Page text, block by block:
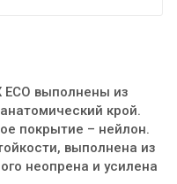
ECO выполнены из
крой.
покрытие – нейлон.
выполнена из
неопрена и усилена